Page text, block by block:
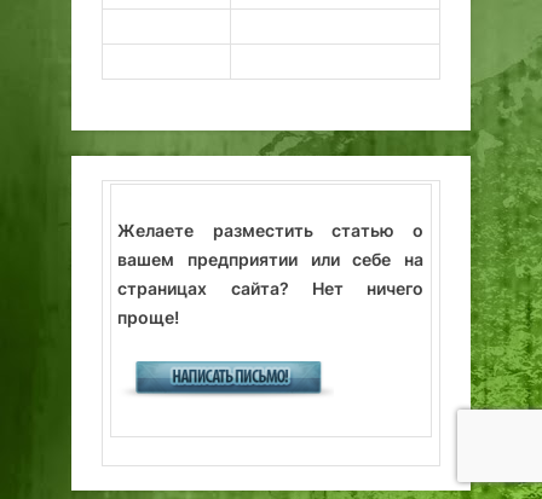
Желаете разместить статью о
вашем предприятии или себе на
страницах сайта? Нет ничего
проще!